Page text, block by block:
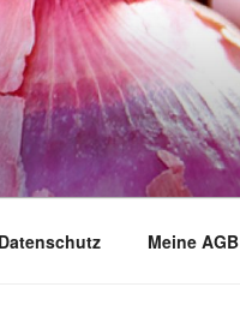
Datenschutz Meine AGB